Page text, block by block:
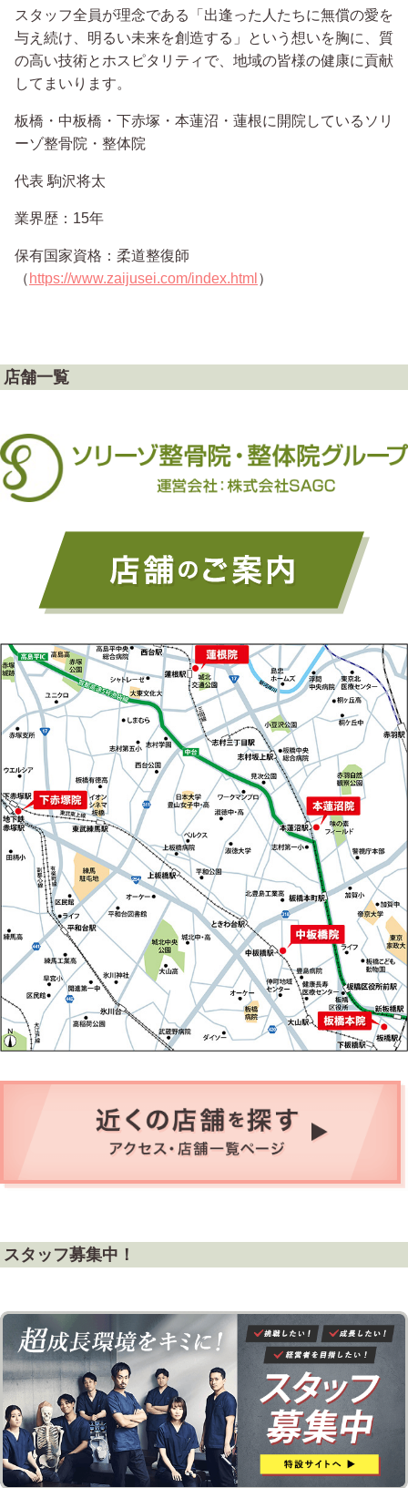
スタッフ全員が理念である「出逢った人たちに無償の愛を
与え続け、明るい未来を創造する」という想いを胸に、質
の高い技術とホスピタリティで、地域の皆様の健康に貢献
してまいります。
板橋・中板橋・下赤塚・本蓮沼・蓮根に開院しているソリ
ーゾ整骨院・整体院
代表 駒沢将太
業界歴：15年
保有国家資格：柔道整復師
（ https://www.zaijusei.com/index.html ）
店舗一覧
スタッフ募集中！